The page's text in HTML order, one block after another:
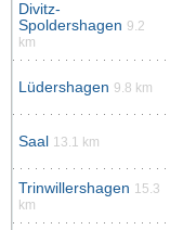
Divitz-
Spoldershagen 9.2
km
Lüdershagen 9.8 km
Saal 13.1 km
Trinwillershagen 15.3
km